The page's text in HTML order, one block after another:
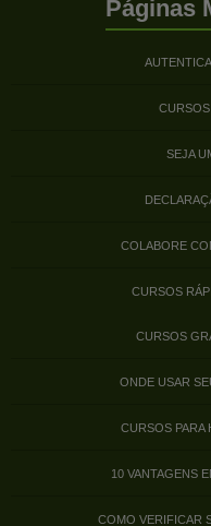
Páginas
CURSOS
SEJA
COLABORE
CURSOS
CURSOS
ONDE USAR
CURSOS PARA
10 VANTAGENS
COMO VERIFICAR